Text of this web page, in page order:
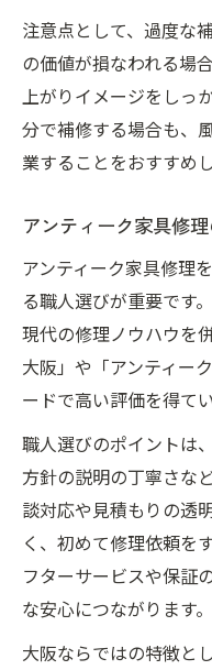
注意点として、過度な
の価値が損なわれる場
上がりイメージをしっ
分で補修する場合も、
業することをおすすめし
アンティーク家具修
アンティーク家具修理
る職人選びが重要です
現代の修理ノウハウを
大阪」や「アンティー
ードで高い評価を得て
職人選びのポイントは
方針の説明の丁寧さな
談対応や見積もりの透
く、初めて修理依頼を
フターサービスや保証
な安心につながります。
大阪ならではの特徴と